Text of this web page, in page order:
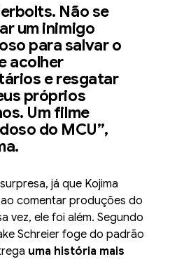
Não se
um inimigo
para salvar o
acolher
e resgatar
próprios
Um filme
do MCU”,
já que Kojima
comentar produções do
vez, ele foi além. Segundo
Schreier foge do padrão
uma história mais